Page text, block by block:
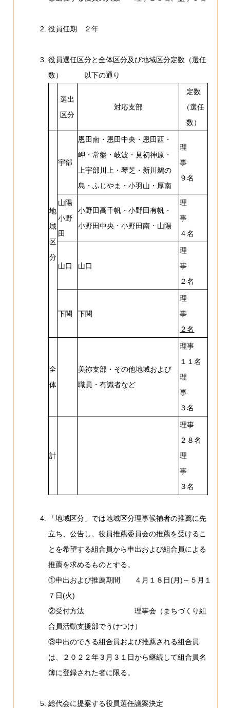
役員任期 ２年
役員選任区分と全体区分及び地域区分定数（選任
数） 以下の通り
選出
区分
対応支部
定数
（選任
数）
地
域
区
分
宇部
恩田南・恩田中央・恩田西・
岬・常盤・岐波・見初神原・
上宇部川上・琴芝・新川鵜の
島・ふじやま・小羽山・厚南
理
事
９名
山陽
小野
田
小野田高千帆・小野田有帆・
小野田中央・小野田南・山陽
理
事
４名
山口 山口
理
事
２名
下関 下関
理
事
２名
全
体
美祢支部・その他地域および
職員・有識者など
理事
１１名
理
事
３名
計
理事
２８名
理
事
３名
「地域区分」では地域区分理事候補者の推薦に先
立ち、公告し、役員推薦委員会の推薦を受けるこ
とを希望する組合員から申出および組合員による
推薦を求めるものとする。
①申出および推薦期間 ４月１８日(月)～５月１
７日(火)
②受付方法 理事会（まちづくり組
合員活動支援部でうけつけ）
③申出のできる組合員および推薦される組合員
は、２０２２年３月３１日から継続して組合員名
簿に登録された者に限る。
総代会に提案する役員選任議案決定